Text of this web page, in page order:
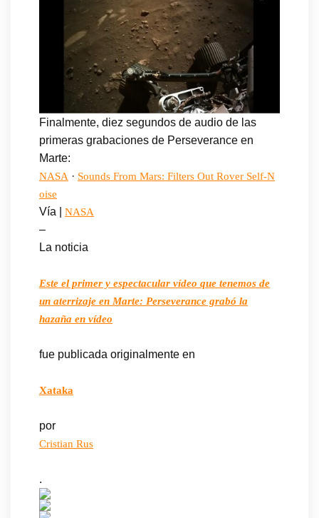
Finalmente, diez segundos de audio de las
primeras grabaciones de Perseverance en
Marte:
NASA · Sounds From Mars: Filters Out Rover Self-N
oise
Vía | NASA
–
La noticia
Este el primer y espectacular vídeo que tenemos de
un aterrizaje en Marte: Perseverance grabó la
hazaña en vídeo
fue publicada originalmente en
Xataka
por
Cristian Rus
.